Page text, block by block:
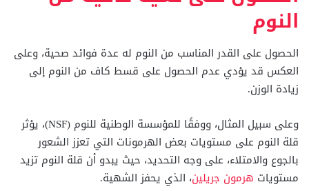
النوم
الحصول على القدر المناسب من النوم له عدة فوائد صحية، وعلى
العكس قد يؤدي عدم الحصول على قسط كاف من النوم إلى
زيادة الوزن.
وعلى سبيل المثال، ووفقًا للمؤسسة الوطنية للنوم (NSF)، يؤثر
قلة النوم على مستويات بعض الهرمونات التي تعزز الشعور
بالجوع والامتلاء، على وجه التحديد، حيث يبدو أن قلة النوم تزيد
مستويات هرمون جريلين، الذي يحفز الشهية.